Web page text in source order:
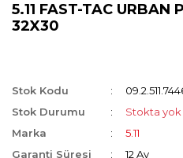
5.11 FAST-TAC URBAN
32X30
Stok Kodu
Stok Durumu
Stokta yok
Marka
5.11
Garanti Süresi
12 Ay